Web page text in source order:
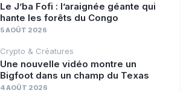
Le J’ba Fofi : l’araignée géante qui
hante les forêts du Congo
5 AOÛT 2026
Crypto & Créatures
Une nouvelle vidéo montre un
Bigfoot dans un champ du Texas
4 AOÛT 2026